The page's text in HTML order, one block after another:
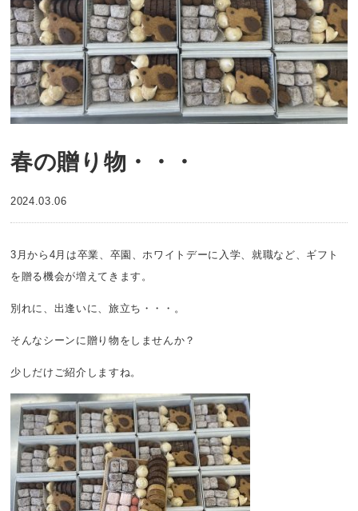
春の贈り物・・・
2024.03.06
3月から4月は卒業、卒園、ホワイトデーに入学、就職など、ギフト
を贈る機会が増えてきます。
別れに、出逢いに、旅立ち・・・。
そんなシーンに贈り物をしませんか？
少しだけご紹介しますね。